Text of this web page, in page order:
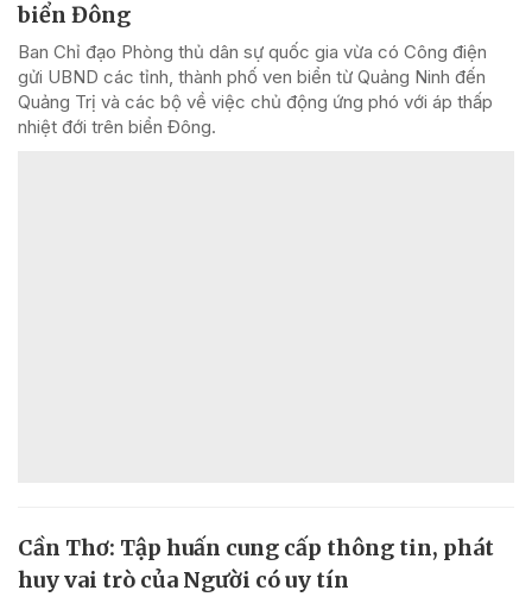
biển Đông
Ban Chỉ đạo Phòng thủ dân sự quốc gia vừa có Công điện
gửi UBND các tỉnh, thành phố ven biển từ Quảng Ninh đến
Quảng Trị và các bộ về việc chủ động ứng phó với áp thấp
nhiệt đới trên biển Đông.
Cần Thơ: Tập huấn cung cấp thông tin, phát
huy vai trò của Người có uy tín